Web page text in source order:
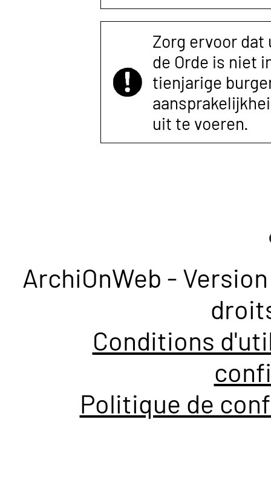
Zorg ervoor
de Orde is niet
tienjarige
uit te voeren.
ArchiOnWeb -
Conditions
Politique de